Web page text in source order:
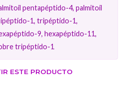
pentapéptido-4, palmitoil
1, tripéptido-1,
9, hexapéptido-11,
tripéptido-1
ESTE PRODUCTO